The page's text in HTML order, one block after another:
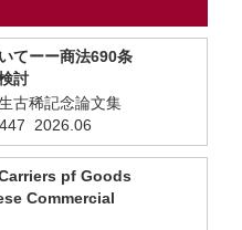
てーー商法690条
討
古稀記念論文集
2026.06
pf Goods
Commercial